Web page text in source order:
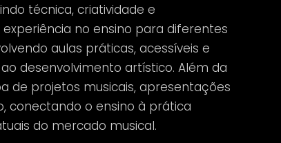
técnica, criatividade e
experiência no ensino para diferentes
aulas práticas, acessíveis e
desenvolvimento artístico. Além da
de projetos musicais, apresentações
conectando o ensino à prática
do mercado musical.